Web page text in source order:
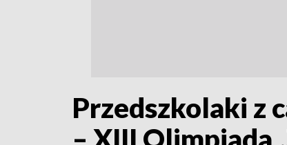
Przedszkolaki z